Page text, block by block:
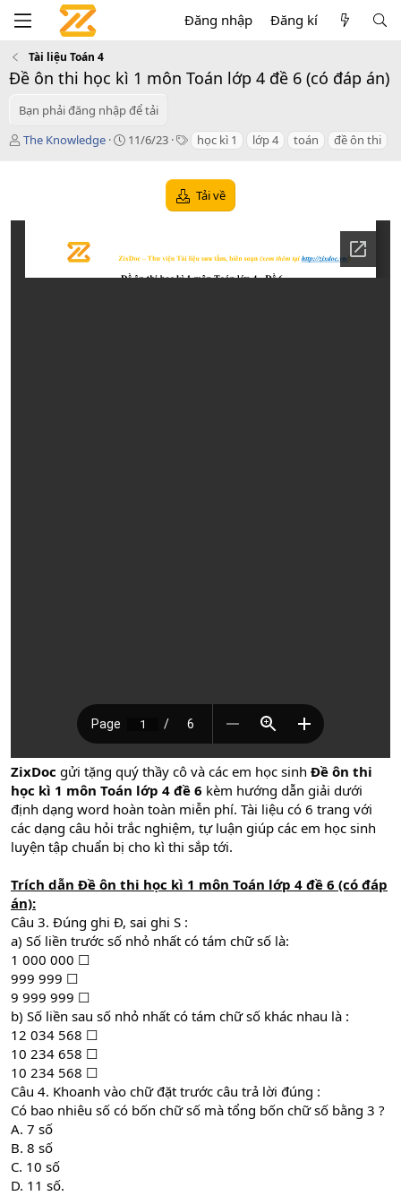
Đăng nhập Đăng kí
Tài liệu Toán 4
Đề ôn thi học kì 1 môn Toán lớp 4 đề 6 (có đáp án)
Bạn phải đăng nhập để tải
T
ả
The Knowledge
C11/6/23
T học kì 1 lớp 4 toán đề ôn thi
Tải về
ZixDoc gửi tặng quý thầy cô và các em học sinh Đề ôn thi
học kì 1 môn Toán lớp 4 đề 6 kèm hướng dẫn giải dưới
định dạng word hoàn toàn miễn phí. Tài liệu có 6 trang với
các dạng câu hỏi trắc nghiệm, tự luận giúp các em học sinh
luyện tập chuẩn bị cho kì thi sắp tới.
Trích dẫn Đề ôn thi học kì 1 môn Toán lớp 4 đề 6 (có đáp
án):
Câu 3. Đúng ghi Đ, sai ghi S :
a) Số liền trước số nhỏ nhất có tám chữ số là:
1 000 000 ☐
999 999 ☐
9 999 999 ☐
b) Số liền sau số nhỏ nhất có tám chữ số khác nhau là :
12 034 568 ☐
10 234 658 ☐
10 234 568 ☐
Câu 4. Khoanh vào chữ đặt trước câu trả lời đúng :
Có bao nhiêu số có bốn chữ số mà tổng bốn chữ số bằng 3 ?
A. 7 số
B. 8 số
C. 10 số
D. 11 số.